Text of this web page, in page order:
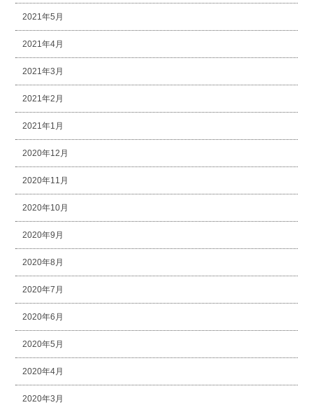
2021年5月
2021年4月
2021年3月
2021年2月
2021年1月
2020年12月
2020年11月
2020年10月
2020年9月
2020年8月
2020年7月
2020年6月
2020年5月
2020年4月
2020年3月